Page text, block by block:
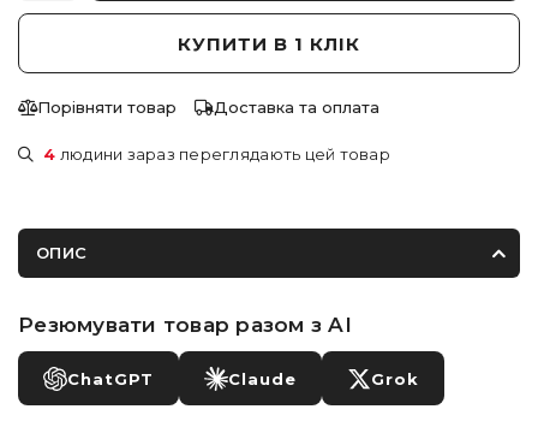
КУПИТИ В 1 КЛІК
Порівняти товар Доставка та оплата
4 людини зараз переглядають цей товар
ОПИС
Резюмувати товар разом з AI
ChatGPT Claude Grok